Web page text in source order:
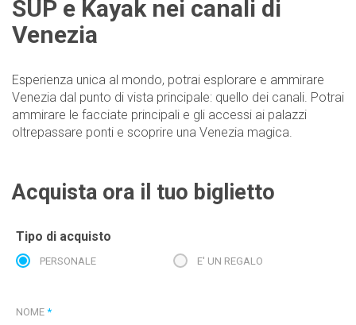
SUP e Kayak nei canali di
Venezia
Esperienza unica al mondo, potrai esplorare e ammirare
Venezia dal punto di vista principale: quello dei canali. Potrai
ammirare le facciate principali e gli accessi ai palazzi
oltrepassare ponti e scoprire una Venezia magica.
Acquista ora il tuo biglietto
Tipo di acquisto
PERSONALE E' UN REGALO
NOME *